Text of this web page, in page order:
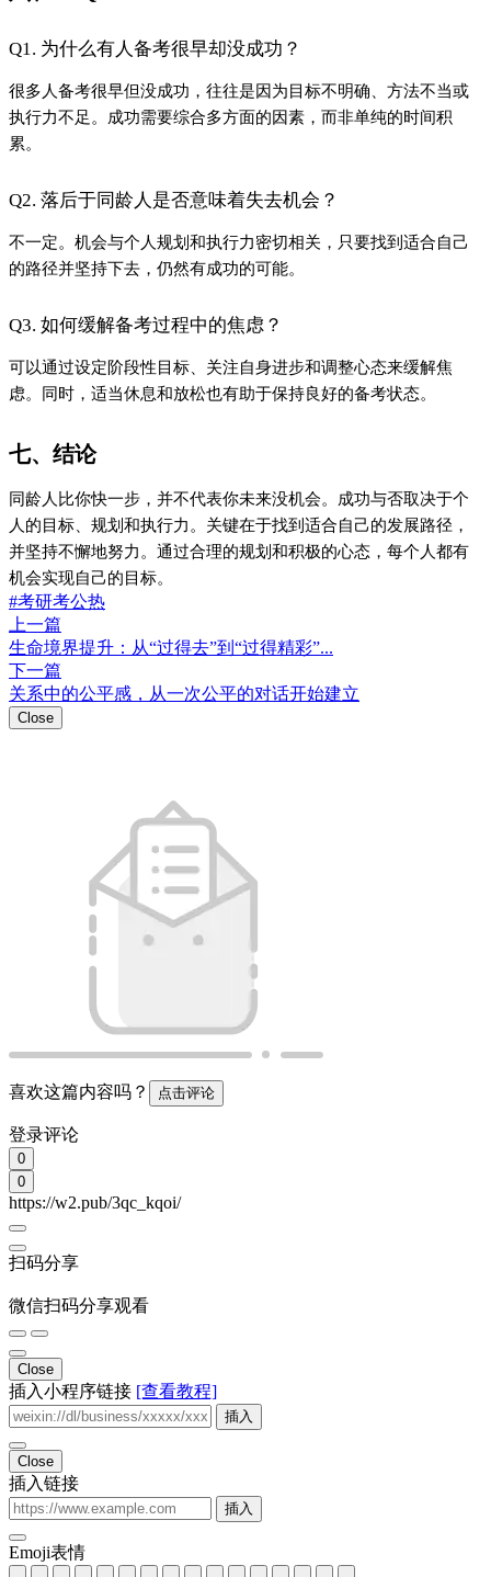
Q1. 为什么有人备考很早却没成功？
很多人备考很早但没成功，往往是因为目标不明确、方法不当或
执行力不足。成功需要综合多方面的因素，而非单纯的时间积
累。
Q2. 落后于同龄人是否意味着失去机会？
不一定。机会与个人规划和执行力密切相关，只要找到适合自己
的路径并坚持下去，仍然有成功的可能。
Q3. 如何缓解备考过程中的焦虑？
可以通过设定阶段性目标、关注自身进步和调整心态来缓解焦
虑。同时，适当休息和放松也有助于保持良好的备考状态。
七、结论
同龄人比你快一步，并不代表你未来没机会。成功与否取决于个
人的目标、规划和执行力。关键在于找到适合自己的发展路径，
并坚持不懈地努力。通过合理的规划和积极的心态，每个人都有
机会实现自己的目标。
#考研考公热
上一篇
生命境界提升：从“过得去”到“过得精彩”...
下一篇
关系中的公平感，从一次公平的对话开始建立
Close
喜欢这篇内容吗？ 点击评论
登录评论
0
0
https://w2.pub/3qc_kqoi/
扫码分享
微信扫码分享观看
Close
插入小程序链接 [查看教程]
插入
Close
插入链接
插入
Emoji表情